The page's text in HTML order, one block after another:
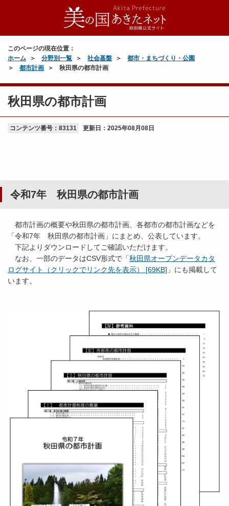
このページの現在位置：
ホーム
分野別一覧 社会基盤
都市・まちづくり・公園
都市計画
秋田県の都市計画
秋田県の都市計画
コンテンツ番号：83131 更新日： 2025年08月08日
令和7年 秋田県の都市計画
都市計画の概要や秋田県の都市計画、各都市の都市計画などを
「令和7年 秋田県の都市計画」にまとめ、公表しています。
下記よりダウンロードしてご確認いただけます。
なお、一部のデータはCSV形式で「秋田県オープンデータカタ
ログサイト（クリックでリンク先を表示） [69KB] 」にも掲載して
います。